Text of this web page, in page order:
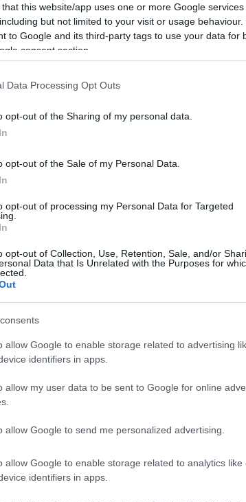
that this website/app uses one or more Google
but not limited to your visit or usage
to Google and its third-party tags to use your data for
consent section.
Data Processing Opt Outs
opt-out of the Sharing of my personal data.
opt-out of the Sale of my Personal Data.
opt-out of processing my Personal Data for Targeted
opt-out of Collection, Use, Retention, Sale, and/or
Data that Is Unrelated with the Purposes for
allow Google to enable storage related to advertising
identifiers in apps.
allow my user data to be sent to Google for online
allow Google to send me personalized advertising.
allow Google to enable storage related to analytics like
identifiers in apps.
para servir (opcional).
con agua fría. Ponerlos en el bol
60 ml de aceite y batirlos hasta que
junto con 30 ml de agua. Triturar de
esté suave y sedoso.
si parece demasiado espeso. Sazonar y